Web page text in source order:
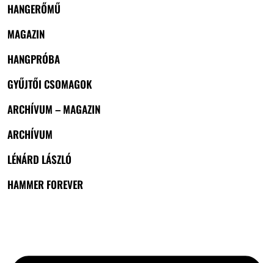
HANGERŐMŰ
MAGAZIN
HANGPRÓBA
GYŰJTŐI CSOMAGOK
ARCHÍVUM – MAGAZIN
ARCHÍVUM
LÉNÁRD LÁSZLÓ
HAMMER FOREVER